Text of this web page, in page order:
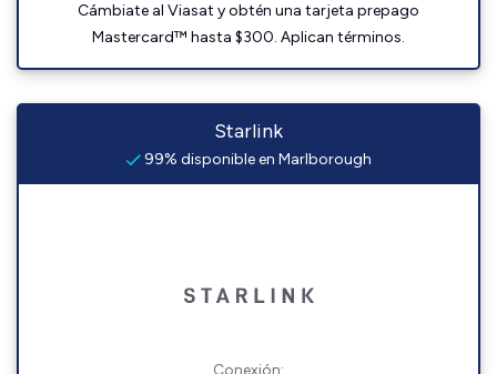
Cámbiate al Viasat y obtén una tarjeta prepago
Mastercard™ hasta $300. Aplican términos.
Starlink
99% disponible en Marlborough
Conexión: